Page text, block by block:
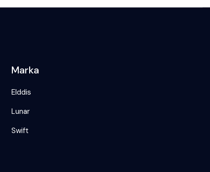
Marka
Elddis
Lunar
Swift